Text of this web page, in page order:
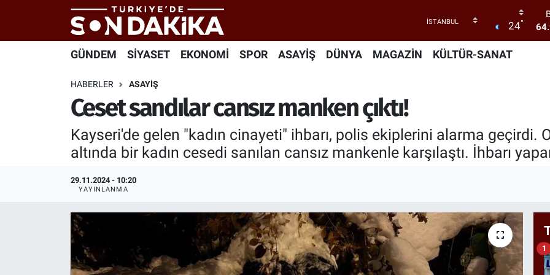
24°
GÜNDEM SİYASET EKONOMİ SPOR ASAYİŞ DÜNYA MAGAZİN KÜLTÜR-SANAT
HABERLER ASAYİŞ
Ceset sandılar cansız manken çıktı!
Kayseri'de gelen "kadın cinayeti" ihbarı, polis ekiplerini alarma geçirdi.
altında bir kadın cesedi sanılan cansız mankenle karşılaştı. İhbarı
29.11.2024 - 10:20
YAYINLANMA
1
Hava Durumu
Trafik Durumu
Süper Lig Puan Durumu ve Fikstür
Tüm Manşetler